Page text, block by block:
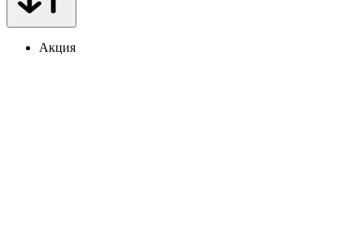
Акция